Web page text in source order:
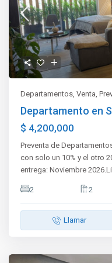
Departamentos,Venta,
Departamento en
$ 4,200,000
Preventa de
con solo un 10% y el otro
entrega: Noviembre
2 2
Llamar